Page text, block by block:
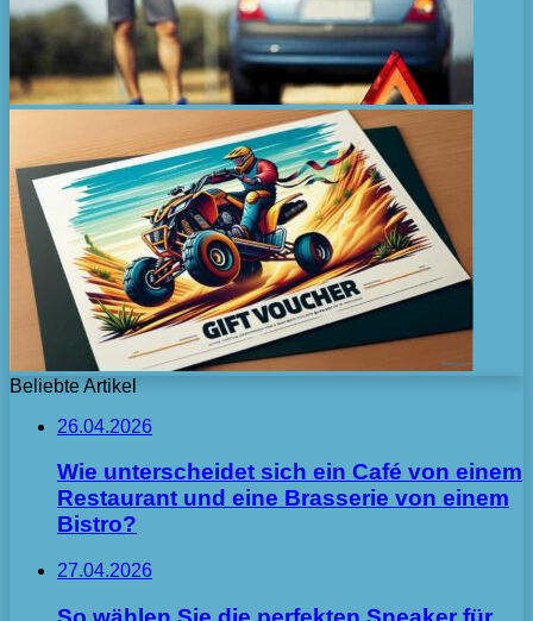
Beliebte Artikel
26.04.2026
Wie unterscheidet sich ein Café von einem
Restaurant und eine Brasserie von einem
Bistro?
27.04.2026